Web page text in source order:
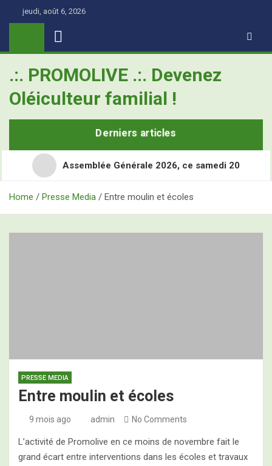
jeudi, août 6, 2026
.:. PROMOLIVE .:. Devenez
Oléiculteur familial !
Derniers articles
Assemblée Générale 2026, ce samedi 20
Retour en images sur les Assises Nationales de
Home Presse Media Entre moulin et écoles
PRESSE MEDIA
Entre moulin et écoles
9 mois ago admin No Comments
L’activité de Promolive en ce moins de novembre fait le
grand écart entre interventions dans les écoles et travaux